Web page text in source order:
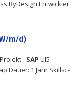
ByDesign Entwickler
m/d)
- SAP UI5
Dauer: 1 Jahr Skills: -